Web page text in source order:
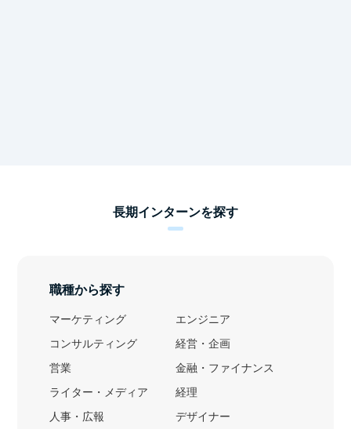
長期インターンを探す
職種から探す
マーケティング エンジニア
コンサルティング 経営・企画
営業 金融・ファイナンス
ライター・メディア 経理
人事・広報 デザイナー